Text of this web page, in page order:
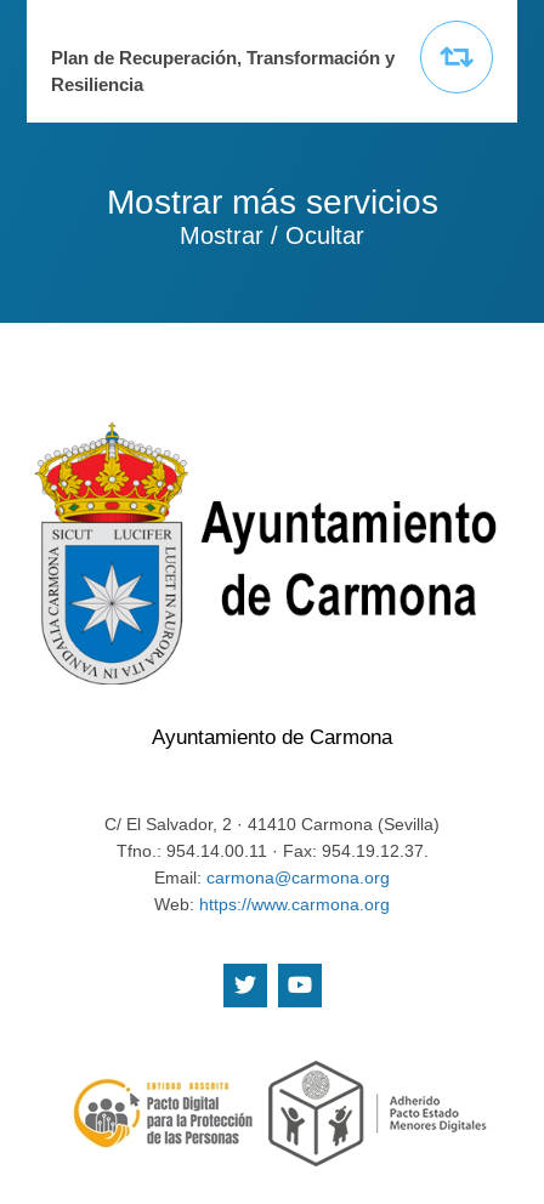
Plan de Recuperación, Transformación y
Resiliencia
Mostrar más servicios
Mostrar / Ocultar
Ayuntamiento de Carmona
C/ El Salvador, 2 · 41410 Carmona (Sevilla)
Tfno.: 954.14.00.11 · Fax: 954.19.12.37.
Email: carmona@carmona.org
Web: https://www.carmona.org